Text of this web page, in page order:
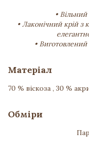
•
• Лаконічний крій з
• Виготовлений
Матеріал
70 % віскоза , 30 %
Обміри